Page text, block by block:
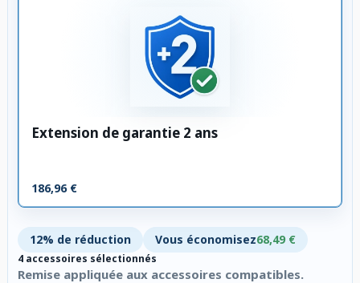
Extension de garantie 2 ans
186,96 €
12% de réduction Vous économisez68,49 €
4 accessoires sélectionnés
Remise appliquée aux accessoires compatibles.